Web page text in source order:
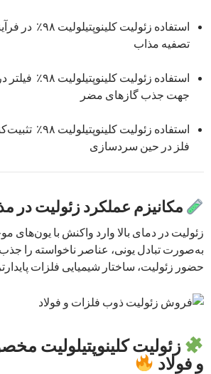
استفاده زئولیت
تصفیه مذاب
استفاده زئولیت
جهت جذب گازهای مضر
استفاده زئولیت
فلز در حین سردسازی
مکانیزم عملکرد زئولیت در
زئولیت در دمای بالا وارد واکنش با یون‌های
به‌صورت تبادل یونی، عناصر ناخواسته را
حضور زئولیت، ساختار شیمیایی فلزات
زئولیت کلینوپتیلولیت
و فولاد